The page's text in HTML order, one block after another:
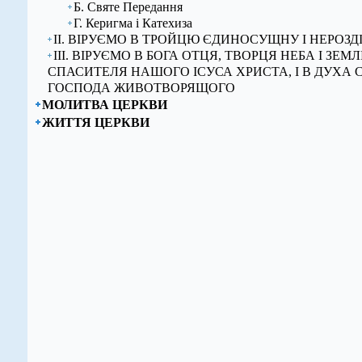
Б. Святе Передання
Г. Керигма і Катехиза
ІІ. ВІРУЄМО В ТРОЙЦЮ ЄДИНОСУЩНУ І
ІІІ. ВІРУЄМО В БОГА ОТЦЯ, ТВОРЦЯ НЕБА І
СПАСИТЕЛЯ НАШОГО ІСУСА ХРИСТА, І В ДУХА
ГОСПОДА ЖИВОТВОРЯЩОГО
МОЛИТВА ЦЕРКВИ
ЖИТТЯ ЦЕРКВИ